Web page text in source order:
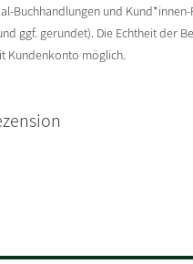
Buchhandlungen und
ggf. gerundet). Die Echtheit der
Kundenkonto möglich.